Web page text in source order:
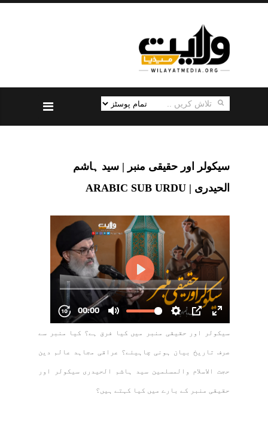
سیکولر اور حقیقی منبر | سید ہاشم
الحیدری | ARABIC SUB URDU
سیکولر اور حقیقی منبر میں کیا فرق ہے؟ کیا منبر سے
صرف تاریخ بیان ہونی چاہیئے؟ عراقی مجاہد عالم دین
حجت الاسلام والمسلمین سید ہاشم الحیدری سیکولر اور
حقیقی منبر کے بارے میں کیا کہتے ہیں؟